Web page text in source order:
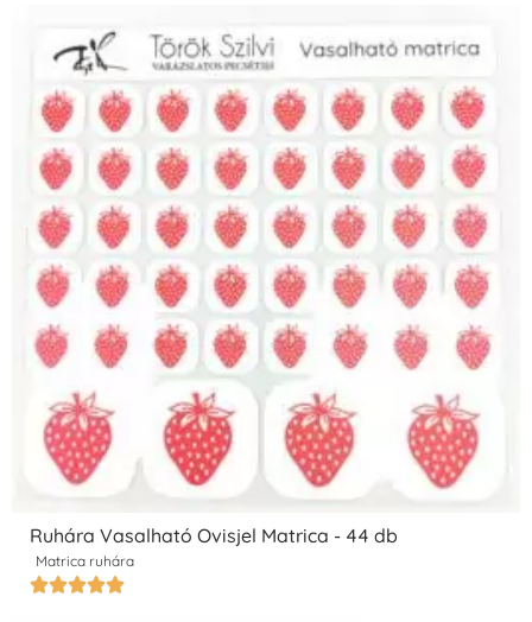
Ruhára Vasalható Ovisjel Matrica - 44 db
Matrica ruhára
